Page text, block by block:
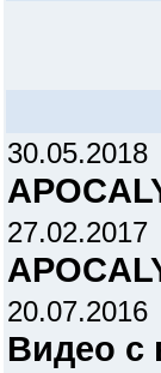
30.05.2018
27.02.2017
20.07.2016
Видео с